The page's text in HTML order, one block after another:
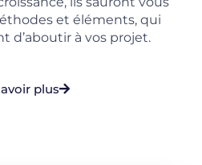
et éléments, qui
d’aboutir à vos projet.
plus